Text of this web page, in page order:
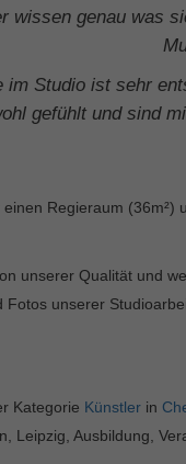
wissen genau was
im Studio ist sehr
gefühlt und sind
Regieraum
unserer Qualität und
unserer
Kategorie Künstler in
Leipzig, Ausbildung,